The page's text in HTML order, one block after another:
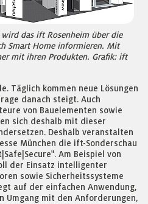
das ift Rosenheim über die
Smart Home informieren. Mit
mit ihren Produkten. Grafik: ift
Täglich kommen neue Lösungen
danach steigt. Auch
von Bauelementen sowie
sich deshalb mit dieser
Deshalb veranstalten
München die ift-Sonderschau
Am Beispiel von
der Einsatz intelligenter
sowie Sicherheitssysteme
auf der einfachen Anwendung,
Umgang mit den Anforderungen,